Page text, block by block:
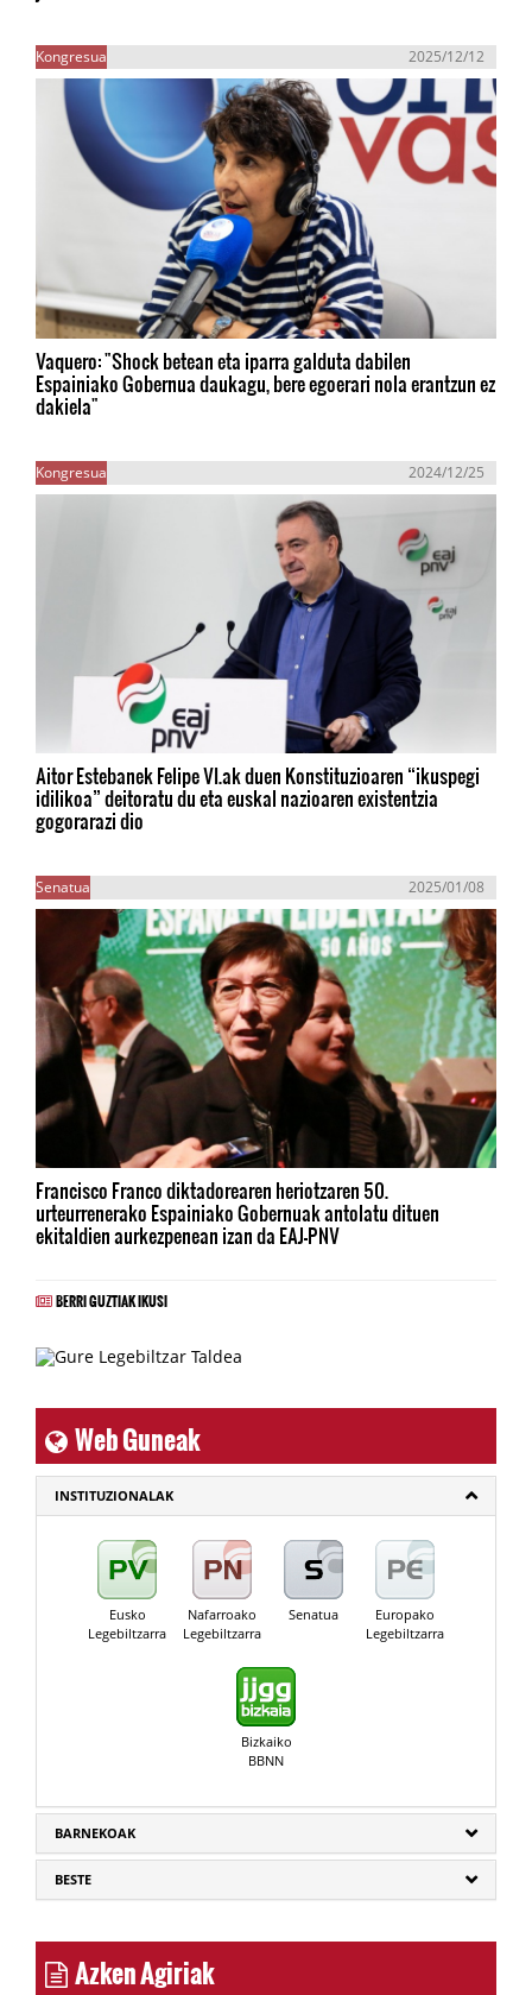
Kongresua 2025/12/12
Vaquero: "Shock betean eta iparra galduta dabilen
Espainiako Gobernua daukagu, bere egoerari nola erantzun ez
dakiela"
Kongresua 2024/12/25
Aitor Estebanek Felipe VI.ak duen Konstituzioaren “ikuspegi
idilikoa” deitoratu du eta euskal nazioaren existentzia
gogorarazi dio
Senatua 2025/01/08
Francisco Franco diktadorearen heriotzaren 50.
urteurrenerako Espainiako Gobernuak antolatu dituen
ekitaldien aurkezpenean izan da EAJ-PNV
BERRI GUZTIAK IKUSI
Web Guneak
INSTITUZIONALAK
Eusko
Legebiltzarra
Nafarroako
Legebiltzarra
Senatua
Europako
Legebiltzarra
Bizkaiko
BBNN
BARNEKOAK
BESTE
Azken Agiriak